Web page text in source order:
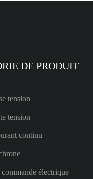
DE PRODUIT
tension
tension
continu
électrique